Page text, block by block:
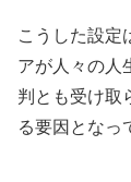
こうした設定
アが人々の人
判とも受け取
る要因となっ